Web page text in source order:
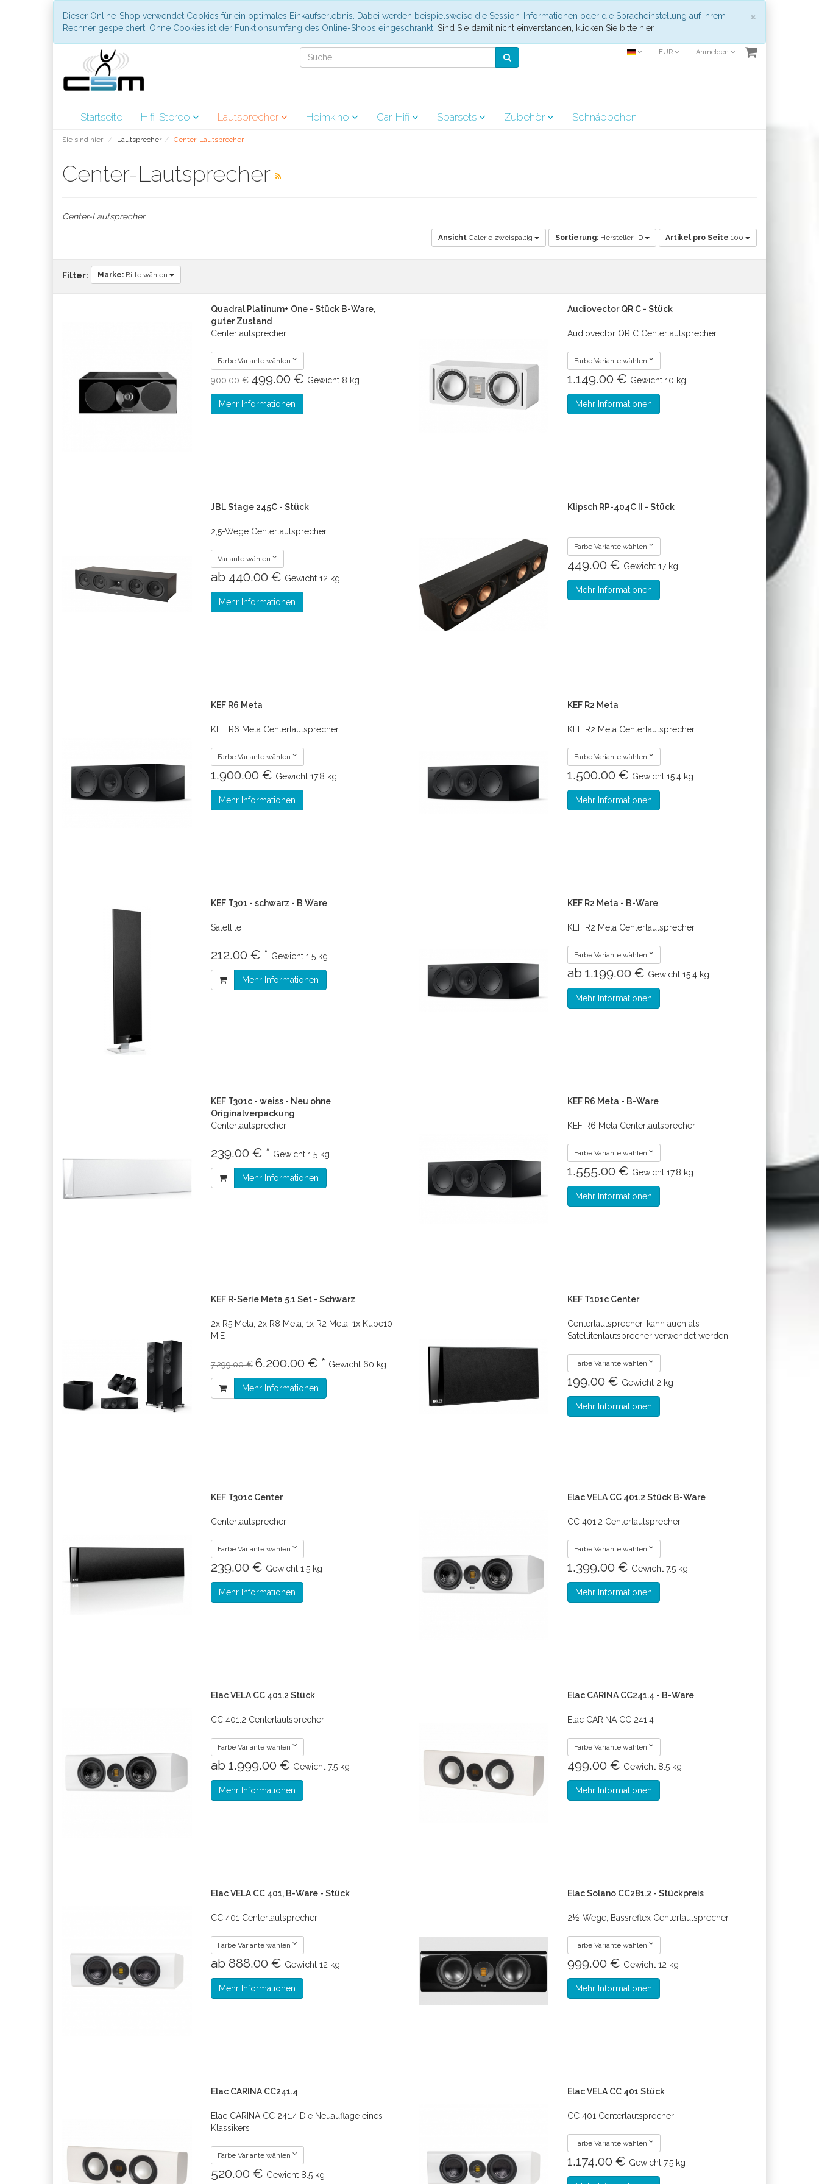
×
Dieser Online-Shop verwendet Cookies für ein optimales Einkaufserlebnis. Dabei werden beispielsweise die Session-Informationen oder die Spracheinstellung auf Ihrem
Rechner gespeichert. Ohne Cookies ist der Funktionsumfang des Online-Shops eingeschränkt. Sind Sie damit nicht einverstanden, klicken Sie bitte hier.
EUR Anmelden
Startseite Hifi-Stereo Lautsprecher Heimkino Car-Hifi Sparsets Zubehör Schnäppchen
Sie sind hier: Lautsprecher Center-Lautsprecher
Center-Lautsprecher
Center-Lautsprecher
Ansicht Galerie zweispaltig Sortierung: Hersteller-ID Artikel pro Seite 100
Filter: Marke: Bitte wählen
Quadral Platinum+ One - Stück B-Ware,
guter Zustand
Centerlautsprecher
Farbe Variante wählen
900.00 € 499.00 € Gewicht 8 kg
Mehr Informationen
Audiovector QR C - Stück
Audiovector QR C Centerlautsprecher
Farbe Variante wählen
1.149.00 € Gewicht 10 kg
Mehr Informationen
JBL Stage 245C - Stück
2,5-Wege Centerlautsprecher
Variante wählen
ab 440.00 € Gewicht 12 kg
Mehr Informationen
Klipsch RP-404C II - Stück
Farbe Variante wählen
449.00 € Gewicht 17 kg
Mehr Informationen
KEF R6 Meta
KEF R6 Meta Centerlautsprecher
Farbe Variante wählen
1.900.00 € Gewicht 17.8 kg
Mehr Informationen
KEF R2 Meta
KEF R2 Meta Centerlautsprecher
Farbe Variante wählen
1.500.00 € Gewicht 15.4 kg
Mehr Informationen
KEF T301 - schwarz - B Ware
Satellite
212.00 € * Gewicht 1.5 kg
Mehr Informationen
KEF R2 Meta - B-Ware
KEF R2 Meta Centerlautsprecher
Farbe Variante wählen
ab 1.199.00 € Gewicht 15.4 kg
Mehr Informationen
KEF T301c - weiss - Neu ohne
Originalverpackung
Centerlautsprecher
239.00 € * Gewicht 1.5 kg
Mehr Informationen
KEF R6 Meta - B-Ware
KEF R6 Meta Centerlautsprecher
Farbe Variante wählen
1.555.00 € Gewicht 17.8 kg
Mehr Informationen
KEF R-Serie Meta 5.1 Set - Schwarz
2x R5 Meta; 2x R8 Meta; 1x R2 Meta; 1x Kube10
MIE
7.299.00 € 6.200.00 € * Gewicht 60 kg
Mehr Informationen
KEF T101c Center
Centerlautsprecher, kann auch als
Satellitenlautsprecher verwendet werden
Farbe Variante wählen
199.00 € Gewicht 2 kg
Mehr Informationen
KEF T301c Center
Centerlautsprecher
Farbe Variante wählen
239.00 € Gewicht 1.5 kg
Mehr Informationen
Elac VELA CC 401.2 Stück B-Ware
CC 401.2 Centerlautsprecher
Farbe Variante wählen
1.399.00 € Gewicht 7.5 kg
Mehr Informationen
Elac VELA CC 401.2 Stück
CC 401.2 Centerlautsprecher
Farbe Variante wählen
ab 1.999.00 € Gewicht 7.5 kg
Mehr Informationen
Elac CARINA CC241.4 - B-Ware
Elac CARINA CC 241.4
Farbe Variante wählen
499.00 € Gewicht 8.5 kg
Mehr Informationen
Elac VELA CC 401, B-Ware - Stück
CC 401 Centerlautsprecher
Farbe Variante wählen
ab 888.00 € Gewicht 12 kg
Mehr Informationen
Elac Solano CC281.2 - Stückpreis
2½-Wege, Bassreflex Centerlautsprecher
Farbe Variante wählen
999.00 € Gewicht 12 kg
Mehr Informationen
Elac CARINA CC241.4
Elac CARINA CC 241.4 Die Neuauflage eines
Klassikers
Farbe Variante wählen
520.00 € Gewicht 8.5 kg
Elac VELA CC 401 Stück
CC 401 Centerlautsprecher
Farbe Variante wählen
1.174.00 € Gewicht 7.5 kg